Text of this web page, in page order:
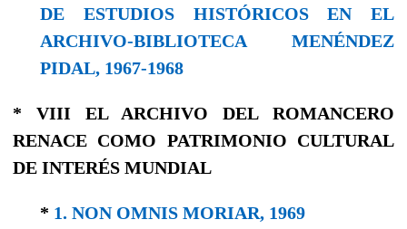
DE ESTUDIOS HISTÓRICOS EN EL
ARCHIVO-BIBLIOTECA MENÉNDEZ
PIDAL, 1967-1968
* VIII EL ARCHIVO DEL ROMANCERO
RENACE COMO PATRIMONIO CULTURAL
DE INTERÉS MUNDIAL
* 1. NON OMNIS MORIAR, 1969